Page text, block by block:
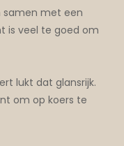
samen met een
is veel te goed om
lukt dat glansrijk.
om op koers te